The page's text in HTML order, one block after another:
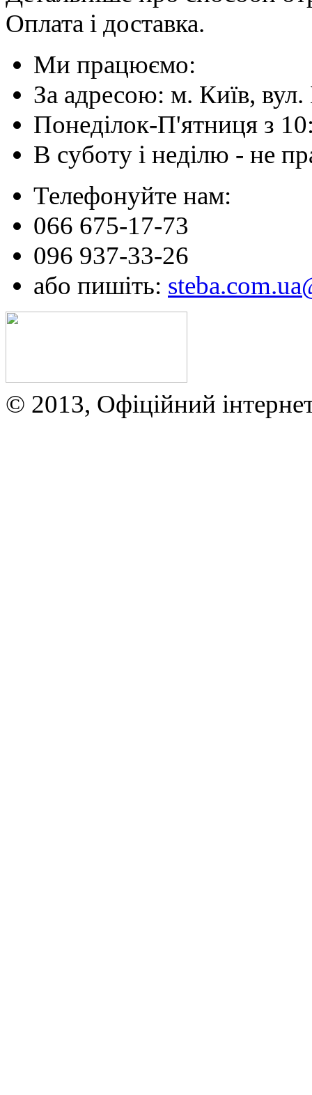
Оплата і доставка.
Ми працюємо:
За адресою: м. Київ, вул.
Понеділок-П'ятниця з
В суботу і неділю - не
Телефонуйте нам:
066 675-17-73
096 937-33-26
або пишіть:
© 2013, Офіційний